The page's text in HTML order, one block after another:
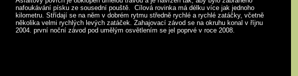
nafoukávání písku ze sousední pouště. Cílová rovinka má délku více jak jednoho
kilometru. Střídají se na něm v dobrém rytmu středně rychlé a rychlé zatáčky, včetně
několika velmi rychlých levých zatáček. Zahajovací závod se na okruhu konal v říjnu
2004. první noční závod pod umělým osvětlením se jel poprvé v roce 2008.